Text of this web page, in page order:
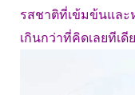
รสชาติที่เข้มข้นและ
เกินกว่าที่คิดเลยทีเดี